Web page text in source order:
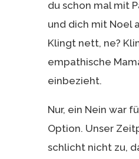
du schon mal mit
und dich mit Noel
Klingt nett, ne?
empathische
einbezieht.
Nur, ein Nein war
Option. Unser
schlicht nicht zu,